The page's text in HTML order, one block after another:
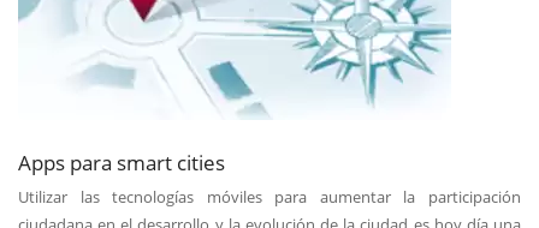
Apps para smart cities
Utilizar las tecnologías móviles para aumentar la participación